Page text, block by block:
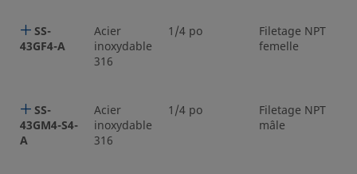
SS-
43GF4-A
Acier
inoxydable
316
1/4 po
Filetage NPT
femelle
SS-
43GM4-S4-
A
Acier
inoxydable
316
1/4 po
Filetage NPT
mâle